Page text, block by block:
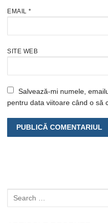
EMAIL *
SITE WEB
Salvează-mi numele,
pentru data viitoare când o să
Caută
după: